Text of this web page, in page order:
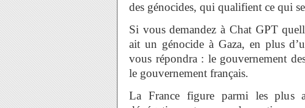
des génocides, qui qualifient ce qui
Si vous demandez à Chat GPT
ait un génocide à Gaza, en plus
vous répondra : le gouvernement
le gouvernement français.
La France figure parmi les plus